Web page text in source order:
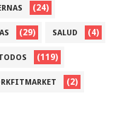
(24)
(29) SALUD (4)
(119)
(2)